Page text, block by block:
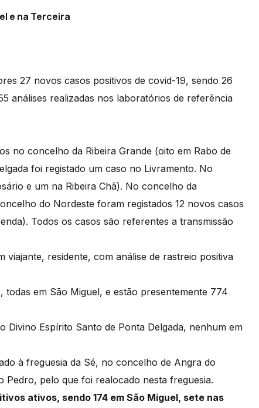
e na Terceira
27 novos casos positivos de covid-19, sendo 26
análises realizadas nos laboratórios de referência
no concelho da Ribeira Grande (oito em Rabo de
foi registado um caso no Livramento. No
e um na Ribeira Chã). No concelho da
do Nordeste foram registados 12 novos casos
Todos os casos são referentes a transmissão
residente, com análise de rastreio positiva
em São Miguel, e estão presentemente 774
Divino Espírito Santo de Ponta Delgada, nenhum em
à freguesia da Sé, no concelho de Angra do
pelo que foi realocado nesta freguesia.
ativos, sendo 174 em São Miguel, sete nas